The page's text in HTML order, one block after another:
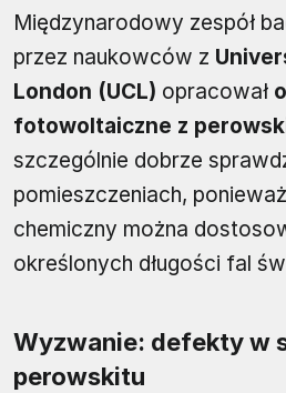
Międzynarodowy zespół
przez naukowców z
London (UCL) opracował
fotowoltaiczne z
szczególnie dobrze
pomieszczeniach,
chemiczny można
określonych długości fal
Wyzwanie: defekty w
perowskitu